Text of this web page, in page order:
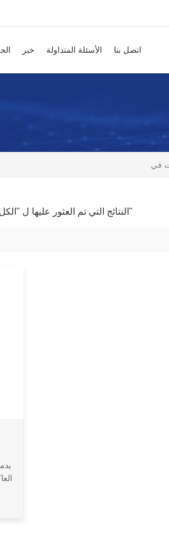
خبر الأسئلة المتداولة اتصل بنا
1 النتائج التي تم العثور عليها ل "الكل في واحد أنظمة الطاقة المنزلية"